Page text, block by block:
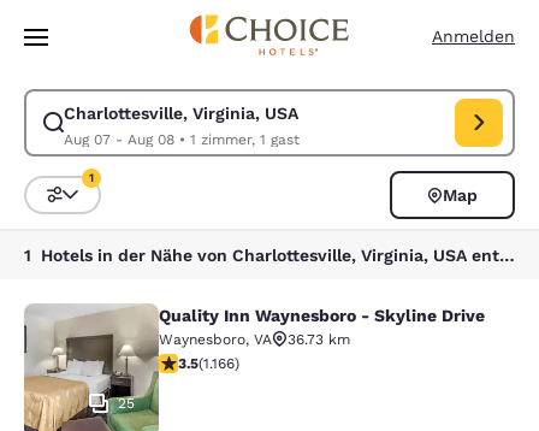
Weiter Zu Hauptinhalt
Anmelden
Charlottesville, Virginia, USA
Aug 07 - Aug 08• 1 zimmer, 1 gast
Suche für Charlottesville, Virginia, USA ändern. Check-in-Datum Aug
Sortieren und Filtern,
1
Map
1 Hotels in der Nähe von Charlottesville, Virginia, USA entsprechen Ihren Filtern
Quality Inn Waynesboro - Skyline
25
Quality Inn Waynesboro - Skyline Drive
Waynesboro, VA
36.73 km
3.49-Sterne-Bewertung. Gut. 1166 Bewertungen
3.5(1.166)